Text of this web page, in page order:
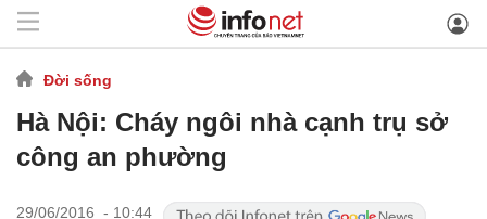
Đời sống
Hà Nội: Cháy ngôi nhà cạnh trụ sở
công an phường
29/06/2016 - 10:44